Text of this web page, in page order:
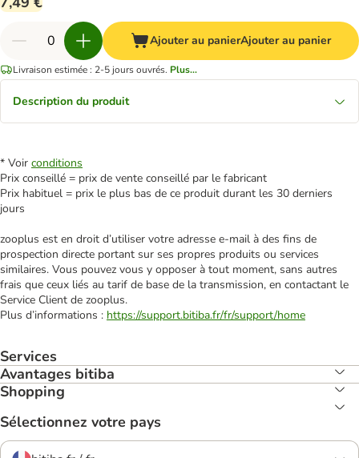
Ajouter au panierAjouter au panier
Livraison estimée : 2-5 jours ouvrés. Plus...
Description du produit
* Voir conditions
Prix conseillé = prix de vente conseillé par le fabricant
Prix habituel = prix le plus bas de ce produit durant les 30 derniers
jours
zooplus est en droit d’utiliser votre adresse e‑mail à des fins de
prospection directe portant sur ses propres produits ou services
similaires. Vous pouvez vous y opposer à tout moment, sans autres
frais que ceux liés au tarif de base de la transmission, en contactant le
Service Client de zooplus.
Plus d’informations : https://support.bitiba.fr/fr/support/home
Services
Avantages bitiba
Shopping
Sélectionnez votre pays